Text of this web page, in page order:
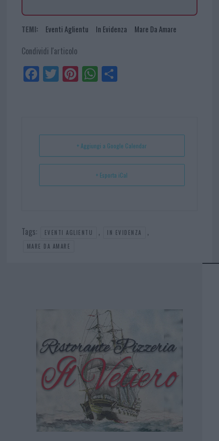
TEMI: Eventi Aglientu In Evidenza Mare Da Amare
Condividi l'articolo
Fa
ce
Tw
itt
Pi
nt
t
W
ha
p
Sh
+ Aggiungi a Google Calendar
+ Esporta iCal
Tags: EVENTI AGLIENTU , IN EVIDENZA ,
MARE DA AMARE